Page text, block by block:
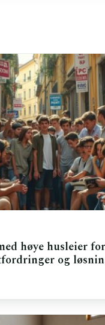
høye husleier
og